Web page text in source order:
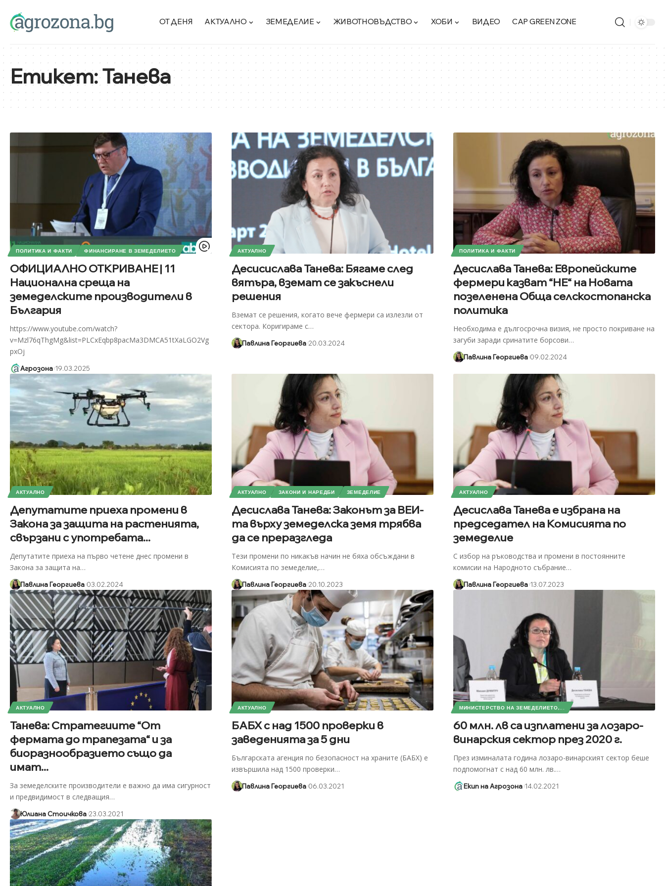
ОТ ДЕНЯ АКТУАЛНО ЗЕМЕДЕЛИЕ ЖИВОТНОВЪДСТВО ХОБИ ВИДЕО CAP GREEN ZONE
Етикет:Танева
ПОЛИТИКА И ФАКТИ ФИНАНСИРАНЕ В ЗЕМЕДЕЛИЕТО
ОФИЦИАЛНО ОТКРИВАНЕ | 11
Национална среща на
земеделските производители в
България
https://www.youtube.com/watch?
v=Mzl76qThgMg&list=PLCxEqbp8pacMa3DMCA51tXaLGO2Vg
pxOj
Агрозона 19.03.2025
АКТУАЛНО
Десисислава Танева: Бягаме след
вятъра, вземат се закъснели
решения
Вземат се решения, когато вече фермери са излезли от
сектора. Коригираме с…
Павлина Георгиева 20.03.2024
ПОЛИТИКА И ФАКТИ
Десислава Танева: Европейските
фермери казват “НЕ“ на Новата
позеленена Обща селскостопанска
политика
Необходима е дългосрочна визия, не просто покриване на
загуби заради сринатите борсови…
Павлина Георгиева 09.02.2024
АКТУАЛНО
Депутатите приеха промени в
Закона за защита на растенията,
свързани с употребата...
Депутатите приеха на първо четене днес промени в
Закона за защита на…
Павлина Георгиева 03.02.2024
АКТУАЛНО ЗАКОНИ И НАРЕДБИ ЗЕМЕДЕЛИЕ
Десислава Танева: Законът за ВЕИ-
та върху земеделска земя трябва
да се преразгледа
Тези промени по никакъв начин не бяха обсъждани в
Комисията по земеделие,…
Павлина Георгиева 20.10.2023
АКТУАЛНО
Десислава Танева е избрана на
председател на Комисията по
земеделие
С избор на ръководства и промени в постоянните
комисии на Народното събрание…
Павлина Георгиева 13.07.2023
АКТУАЛНО
Танева: Стратегиите “От
фермата до трапезата“ и за
биоразнообразието също да
имат...
За земеделските производители е важно да има сигурност
и предвидимост в следващия…
Юлиана Стоичкова 23.03.2021
АКТУАЛНО
БАБХ с над 1500 проверки в
заведенията за 5 дни
Българската агенция по безопасност на храните (БАБХ) е
извършила над 1500 проверки…
Павлина Георгиева 06.03.2021
МИНИСТЕРСТВО НА ЗЕМЕДЕЛИЕТО,...
60 млн. лв са изплатени за лозаро-
винарския сектор през 2020 г.
През изминалата година лозаро-винарският сектор беше
подпомогнат с над 60 млн. лв.…
Екип на Агрозона 14.02.2021